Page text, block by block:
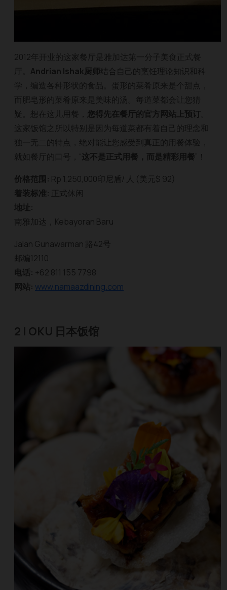
2012年开业的这家餐厅是雅加达第一分子美食正式餐
厅。 Andrian Ishak厨师结合自己的烹饪理论知识和科
学，编造各种形状的食品。蛋形的菜肴原来是个甜点，
而肥皂形的菜肴原来是美味的汤。每道菜都会让您猜
疑。想在这儿用餐， 您得先在餐厅的官方网站上预订
这家饭馆之所以特别是因为每道菜都有着自己的理念和
独一无二的特点，绝对能让您感受到真正的用餐体验，
就如餐厅的口号，“这不是正式用餐，而是精彩用餐”！
价格范围: Rp 1,250,000印尼盾/ 人 (美元$ 92)
着装标准: 正式休闲
地址:
南雅加达，Kebayoran Baru
Jalan Gunawarman 路42号
邮编12110
电话: +62 811 155 7798
网站: www.namaazdining.com
2 | OKU 日本饭馆